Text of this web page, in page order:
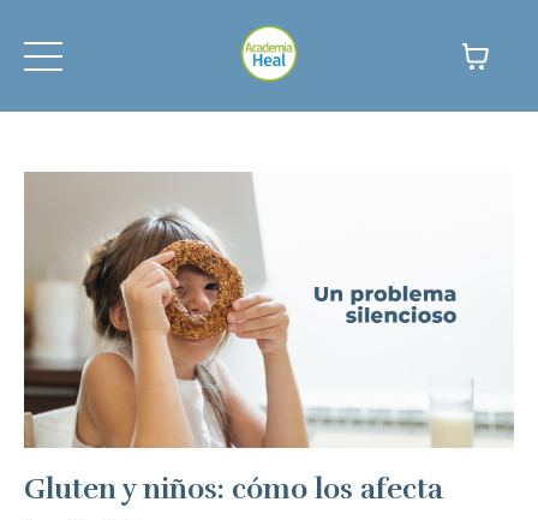
Gluten y niños: cómo los afecta